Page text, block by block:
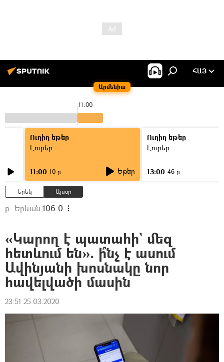
Արմենիա
ՀԱՅ
11:00
Ուղիղ եթեր
Լուրեր
11:00 10 ր Եթեր
Ուղիղ եթեր
Լուրեր
13:00 46 ր
Երեկ Այսօր
ք. Երևան 106.0
«Կարող է պատահի` մեզ
հետևում են». ի՞նչ է ասում
Ավինյանի խոսնակը նոր
հավելվածի մասին
23:51 25.03.2020